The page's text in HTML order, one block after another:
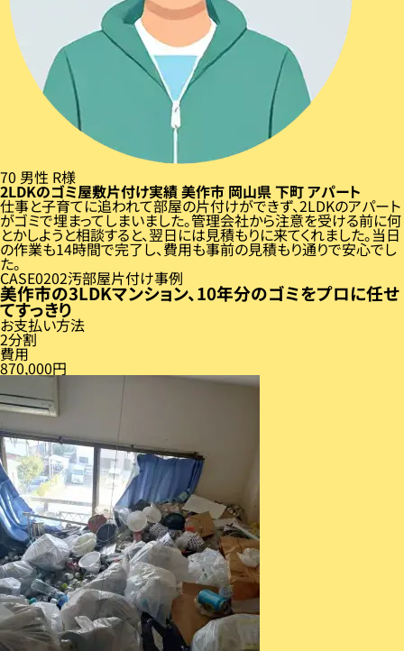
70 男性 R様
2LDKのゴミ屋敷片付け実績美作市 岡山県下町アパート
仕事と子育てに追われて部屋の片付けができず、2LDKのアパート
がゴミで埋まってしまいました。管理会社から注意を受ける前に何
とかしようと相談すると、翌日には見積もりに来てくれました。当日
の作業も14時間で完了し、費用も事前の見積もり通りで安心でし
た。
CASE 02汚部屋片付け事例
美作市の3LDKマンション、10年分のゴミをプロに任せ
てすっきり
お支払い方法
2分割
費用
870,000円